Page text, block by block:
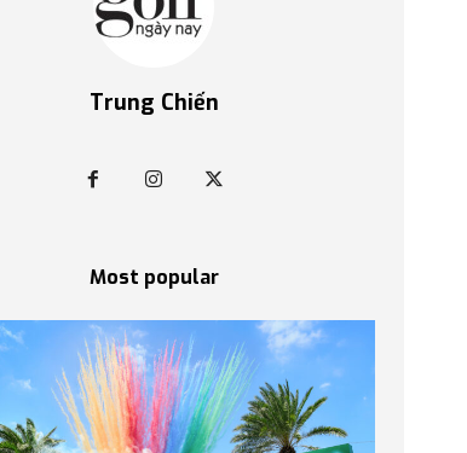
Trung Chiến
Most popular